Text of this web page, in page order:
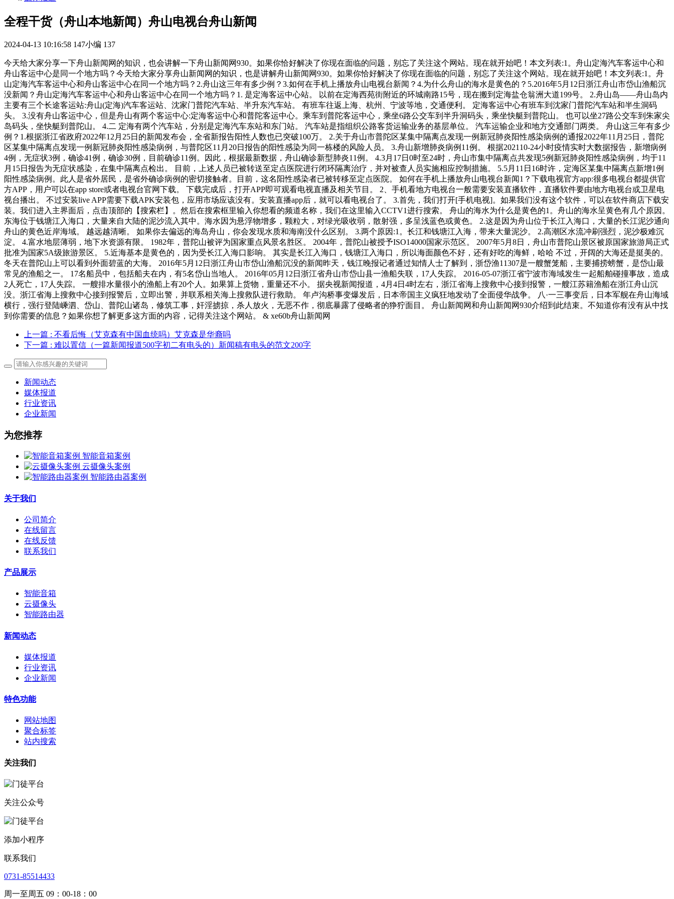
全程干货（舟山本地新闻）舟山电视台舟山新闻
2024-04-13 10:16:58 147小编 137
今天给大家分享一下舟山新闻网的知识，也会讲解一下舟山新闻网930。如果你恰好解决了你现在面临的问题，别忘了关注这个网站。现在就开始吧！本文列表:1。舟山定海汽车客运中心和
舟山客运中心是同一个地方吗？今天给大家分享舟山新闻网的知识，也是讲解舟山新闻网930。如果你恰好解决了你现在面临的问题，别忘了关注这个网站。现在就开始吧！本文列表:1。舟
山定海汽车客运中心和舟山客运中心在同一个地方吗？2.舟山这三年有多少例？3.如何在手机上播放舟山电视台新闻？4.为什么舟山的海水是黄色的？5.2016年5月12日浙江舟山市岱山渔船沉
没新闻？舟山定海汽车客运中心和舟山客运中心在同一个地方吗？1. 是定海客运中心站。 以前在定海西苑街附近的环城南路15号，现在搬到定海盐仓翁洲大道199号。 2.舟山岛——舟山岛内
主要有三个长途客运站:舟山(定海)汽车客运站、沈家门普陀汽车站、半升东汽车站。 有班车往返上海、杭州、宁波等地，交通便利。 定海客运中心有班车到沈家门普陀汽车站和半生洞码
头。 3.没有舟山客运中心，但是舟山有两个客运中心:定海客运中心和普陀客运中心。乘车到普陀客运中心，乘坐6路公交车到半升洞码头，乘坐快艇到普陀山。 也可以坐27路公交车到朱家尖
岛码头，坐快艇到普陀山。 4.二 定海有两个汽车站，分别是定海汽车东站和东门站。 汽车站是指组织公路客货运输业务的基层单位。 汽车运输企业和地方交通部门两类。 舟山这三年有多少
例？1.根据浙江省政府2022年12月25日的新闻发布会，全省新报告阳性人数也已突破100万。 2.关于舟山市普陀区某集中隔离点发现一例新冠肺炎阳性感染病例的通报2022年11月25日，普陀
区某集中隔离点发现一例新冠肺炎阳性感染病例，与普陀区11月20日报告的阳性感染为同一栋楼的风险人员。 3.舟山新增肺炎病例11例。 根据202110-24小时疫情实时大数据报告，新增病例
4例，无症状3例，确诊41例，确诊30例，目前确诊11例。因此，根据最新数据，舟山确诊新型肺炎11例。 4.3月17日0时至24时，舟山市集中隔离点共发现5例新冠肺炎阳性感染病例，均于11
月15日报告为无症状感染，在集中隔离点检出。 目前，上述人员已被转送至定点医院进行闭环隔离治疗，并对被查人员实施相应控制措施。 5.5月11日16时许，定海区某集中隔离点新增1例
阳性感染病例。此人是省外居民，是省外确诊病例的密切接触者。目前，这名阳性感染者已被转移至定点医院。 如何在手机上播放舟山电视台新闻1？下载电视官方app:很多电视台都提供官
方APP，用户可以在app store或者电视台官网下载。 下载完成后，打开APP即可观看电视直播及相关节目。 2、手机看地方电视台一般需要安装直播软件，直播软件要由地方电视台或卫星电
视台播出。 不过安装live APP需要下载APK安装包，应用市场应该没有。安装直播app后，就可以看电视台了。 3.首先，我们打开[手机电视]。如果我们没有这个软件，可以在软件商店下载安
装。我们进入主界面后，点击顶部的【搜索栏】。然后在搜索框里输入你想看的频道名称，我们在这里输入CCTV1进行搜索。 舟山的海水为什么是黄色的1。舟山的海水呈黄色有几个原因。
东海位于钱塘江入海口，大量来自大陆的泥沙流入其中。海水因为悬浮物增多，颗粒大，对绿光吸收弱，散射强，多呈浅蓝色或黄色。 2.这是因为舟山位于长江入海口，大量的长江泥沙通向
舟山的黄色近岸海域。 越远越清晰。 如果你去偏远的海岛舟山，你会发现水质和海南没什么区别。 3.两个原因:1。长江和钱塘江入海，带来大量泥沙。 2.高潮区水流冲刷强烈，泥沙极难沉
淀。 4.富水地层薄弱，地下水资源有限。 1982年，普陀山被评为国家重点风景名胜区。 2004年，普陀山被授予ISO14000国家示范区。 2007年5月8日，舟山市普陀山景区被原国家旅游局正式
批准为国家5A级旅游景区。 5.近海基本是黄色的，因为受长江入海口影响。 其实是长江入海口，钱塘江入海口，所以海面颜色不好，还有好吃的海鲜，哈哈 不过，开阔的大海还是挺美的。
冬天在普陀山上可以看到外面碧蓝的大海。 2016年5月12日浙江舟山市岱山渔船沉没的新闻昨天，钱江晚报记者通过知情人士了解到，浙岱渔11307是一艘蟹笼船，主要捕捞螃蟹，是岱山最
常见的渔船之一。 17名船员中，包括船夫在内，有5名岱山当地人。 2016年05月12日浙江省舟山市岱山县一渔船失联，17人失踪。 2016-05-07浙江省宁波市海域发生一起船舶碰撞事故，造成
2人死亡，17人失踪。 一艘排水量很小的渔船上有20个人。如果算上货物，重量还不小。 据央视新闻报道，4月4日4时左右，浙江省海上搜救中心接到报警，一艘江苏籍渔船在浙江舟山沉
没。浙江省海上搜救中心接到报警后，立即出警，并联系相关海上搜救队进行救助。 年卢沟桥事变爆发后，日本帝国主义疯狂地发动了全面侵华战争。 八·一三事变后，日本军舰在舟山海域
横行，强行登陆嵊泗、岱山、普陀山诸岛，修筑工事，奸淫掳掠，杀人放火，无恶不作，彻底暴露了侵略者的狰狞面目。 舟山新闻网和舟山新闻网930介绍到此结束。不知道你有没有从中找
到你需要的信息？如果你想了解更多这方面的内容，记得关注这个网站。 & xe60b舟山新闻网
上一篇 : 不看后悔（艾克森有中国血统吗）艾克森是华裔吗
下一篇 : 难以置信（一篇新闻报道500字初二有电头的）新闻稿有电头的范文200字
新闻动态
媒体报道
行业资讯
企业新闻
为您推荐
智能音箱案例
云摄像头案例
智能路由器案例
关于我们
公司简介
在线留言
在线反馈
联系我们
产品展示
智能音箱
云摄像头
智能路由器
新闻动态
媒体报道
行业资讯
企业新闻
特色功能
网站地图
聚合标签
站内搜索
关注我们
关注公众号
添加小程序
联系我们
0731-85514433
周一至周五 09：00-18：00